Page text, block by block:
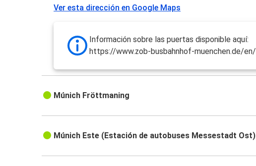
Ver esta dirección en Google Maps
Información sobre las puertas disponible aquí:
https://www.zob-busbahnhof-muenchen.de/en/
Múnich Fröttmaning
Múnich Este (Estación de autobuses Messestadt Ost)